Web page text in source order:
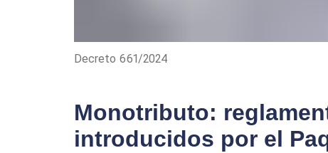
Decreto 661/2024
Monotributo:
introducidos por el